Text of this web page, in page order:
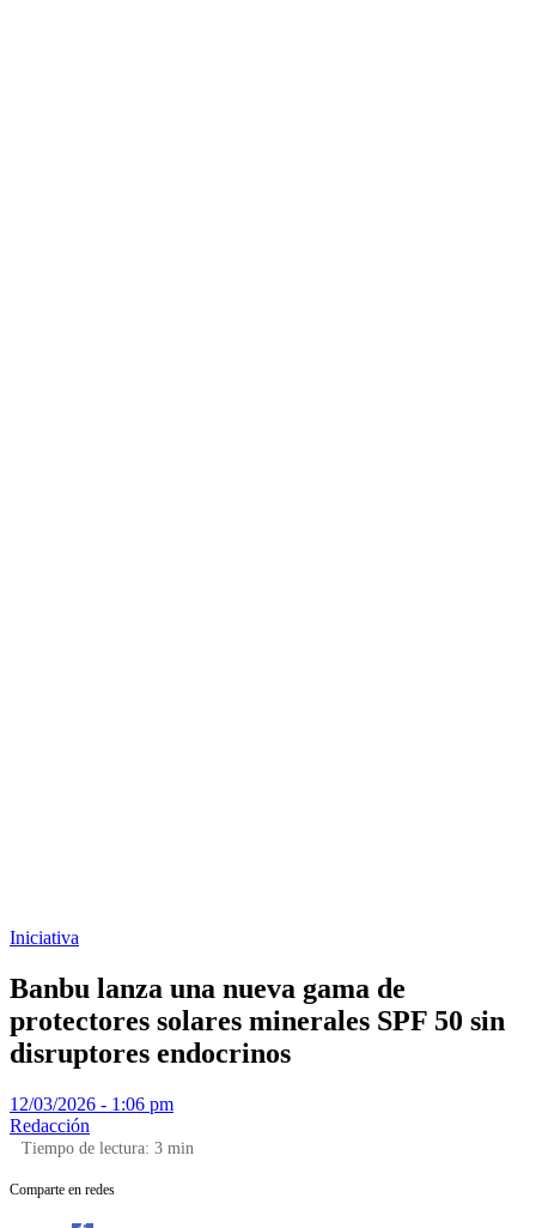
Iniciativa
Banbu lanza una nueva gama de
protectores solares minerales SPF 50 sin
disruptores endocrinos
12/03/2026 - 1:06 pm
Redacción
Tiempo de lectura: 3 min
Comparte en redes